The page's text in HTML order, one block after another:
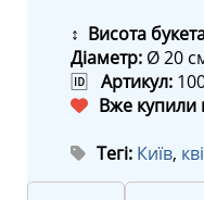
↕ Висота
Діаметр: Ø 20
🆔 Артикул:
Вже купили
Тегі: Київ,